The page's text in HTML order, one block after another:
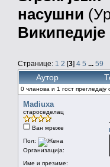
насушни
Википедије
Странице: 1 2 [3] 4 5 ... 59
Аутор
0 чланова и 1 гост прегледају
Madiuxa
староседелац
Ван мреже
Пол:
Организација:
Име и презиме: